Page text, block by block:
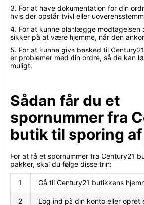
3. For at have dokumentation for din
hvis der opstår tvivl eller
4. For at kunne planlægge
sikker på at være hjemme, når den
5. For at kunne give besked til
er problemer med din ordre, så de kan
muligt.
Sådan får du et
spornummer fra
butik til sporing
For at få et spornummer fra Century21
pakker, skal du følge disse trin:
1 Gå til Century21 butikkens
2 Log ind på din konto eller opret